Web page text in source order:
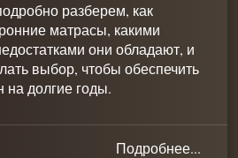
разберем, как
матрасы, какими
они обладают, и
выбор, чтобы обеспечить
на долгие годы.
Подробнее...